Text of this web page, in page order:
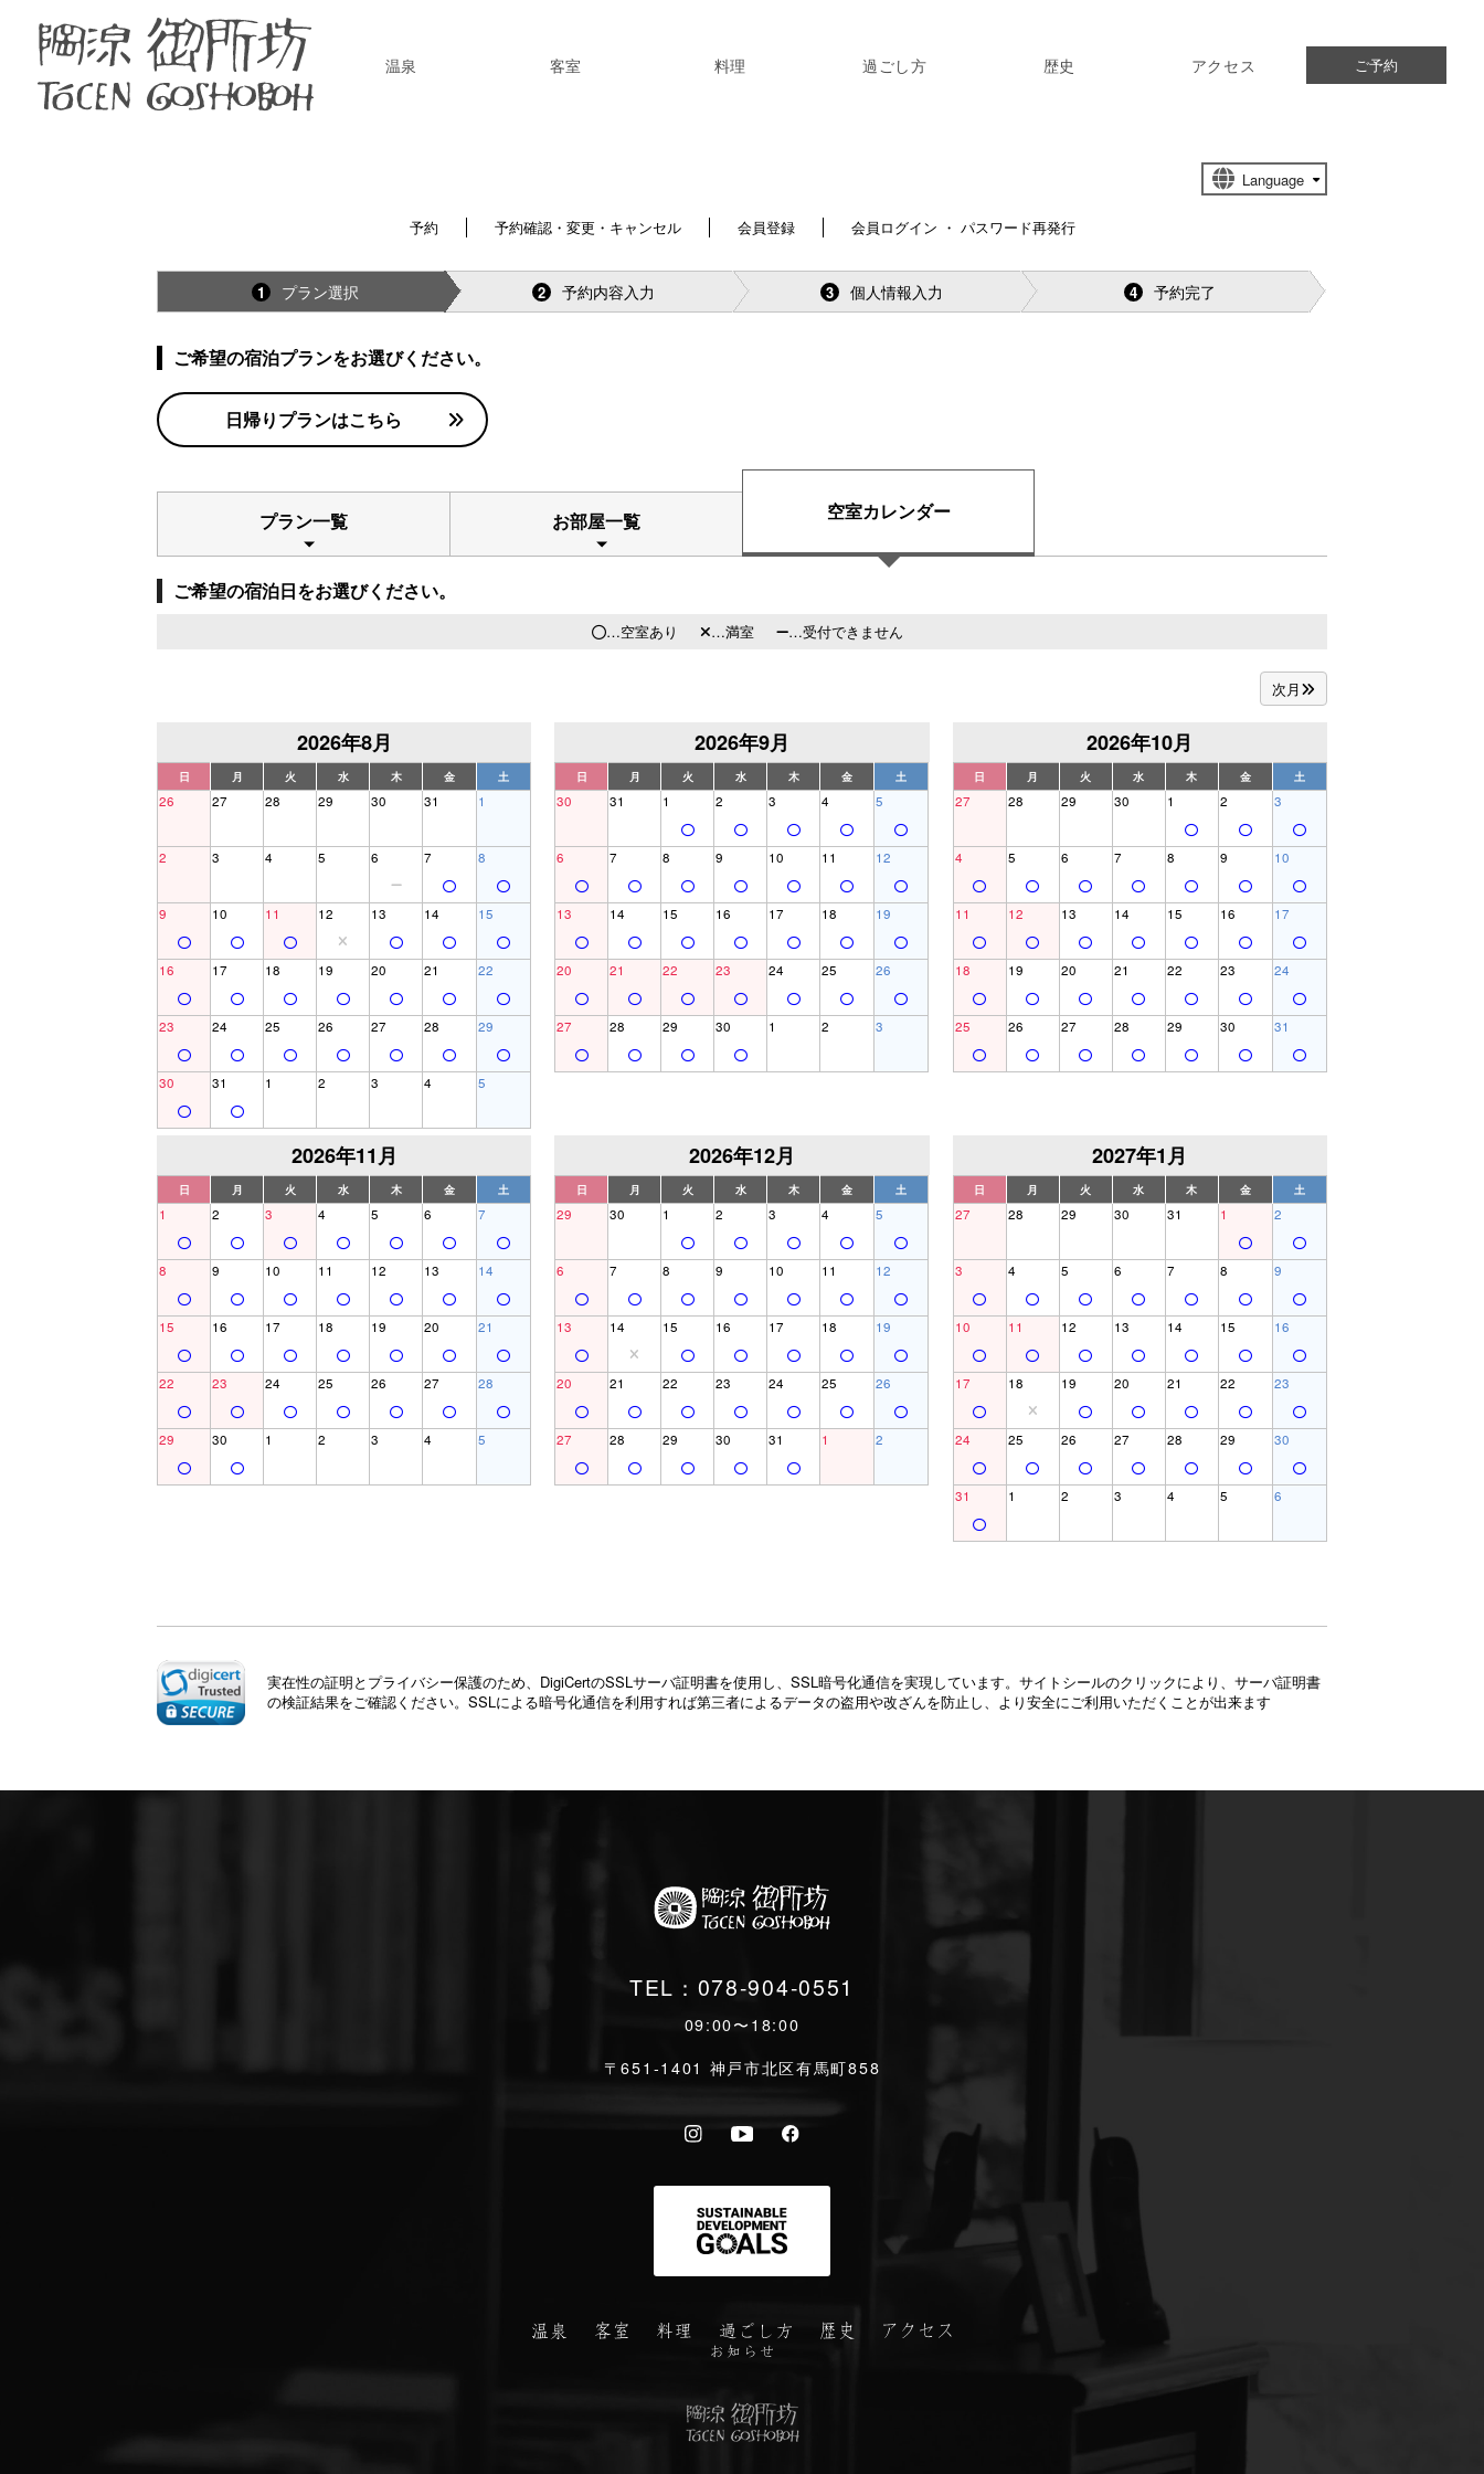
温泉 客室 料理 過ごし方 歴史 アクセス ご予約
予約 予約確認・変更・キャンセル 会員登録 会員ログイン ・ パスワード再発行
1 プラン選択 2 予約内容入力 3 個人情報入力 4 予約完了
ご希望の宿泊プランをお選びください。
日帰りプランはこちら
プラン一覧 お部屋一覧 空室カレンダー
ご希望の宿泊日をお選びください。
…空室あり …満室 …受付できません
次月
2026年8月
日 月 火 水 木 金 土
26 27 28 29 30 31 1
2 3 4 5 6 7 8
9 10 11 12 13 14 15
16 17 18 19 20 21 22
23 24 25 26 27 28 29
30 31 1 2 3 4 5
2026年9月
日 月 火 水 木 金 土
30 31 1 2 3 4 5
6 7 8 9 10 11 12
13 14 15 16 17 18 19
20 21 22 23 24 25 26
27 28 29 30 1 2 3
2026年10月
日 月 火 水 木 金 土
27 28 29 30 1 2 3
4 5 6 7 8 9 10
11 12 13 14 15 16 17
18 19 20 21 22 23 24
25 26 27 28 29 30 31
2026年11月
日 月 火 水 木 金 土
1 2 3 4 5 6 7
8 9 10 11 12 13 14
15 16 17 18 19 20 21
22 23 24 25 26 27 28
29 30 1 2 3 4 5
2026年12月
日 月 火 水 木 金 土
29 30 1 2 3 4 5
6 7 8 9 10 11 12
13 14 15 16 17 18 19
20 21 22 23 24 25 26
27 28 29 30 31 1 2
2027年1月
日 月 火 水 木 金 土
27 28 29 30 31 1 2
3 4 5 6 7 8 9
10 11 12 13 14 15 16
17 18 19 20 21 22 23
24 25 26 27 28 29 30
31 1 2 3 4 5 6
実在性の証明とプライバシー保護のため、DigiCertのSSLサーバ証明書を使用し、SSL暗号化通信を実現しています。サイトシールのクリックにより、サーバ証明書
の検証結果をご確認ください。SSLによる暗号化通信を利用すれば第三者によるデータの盗用や改ざんを防止し、より安全にご利用いただくことが出来ます
TEL： 078-904-0551
09:00〜18:00
〒651-1401 神戸市北区有馬町858